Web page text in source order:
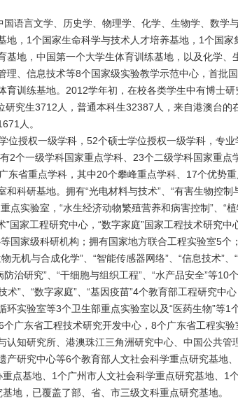
语言文学、历史学、物理学、化学、生物学、数学
地，1个国家生命科学与技术人才培养基地，1个国家
基地，中国第一个大学生体育训练基地，以及化学、
理、信息技术等8个国家级实验教学示范中心，首批
训练基地。2012学年初，在校各类学生中有博士研
究生3712人，普通本科生32387人，来自港澳台的
人。
位授权一级学科，52个硕士学位授权一级学科，专
2个一级学科国家重点学科、23个二级学科国家重点
东省重点学科，其中20个攀峰重点学科、17个优势重
科研基地。拥有“光电材料与技术”、“有害生物控制
点实验室，“水生经济动物繁殖营养和病害控制”、“
国家工程研究中心，“数字家庭”国家工程技术研究中
国家级科研机构；拥有国家地方联合工程实验室5个
无机与合成化学”、“智能传感器网络”、“信息技术”、
治研究”、“干细胞与组织工程”、“水产品安全”等10
术”、“数字家庭”、“基因疫苗”4个教育部工程研究中
环实验室等3个卫生部重点实验室以及“医药生物”等1
广东省工程技术研究开发中心，8个广东省工程实
知研究所、港澳珠江三角洲研究中心、中国公共管
产研究中心等6个教育部人文社会科学重点研究基地
点基地、1个广州市人文社会科学重点研究基地、1
地，已覆盖了部、省、市三级文科重点研究基地。